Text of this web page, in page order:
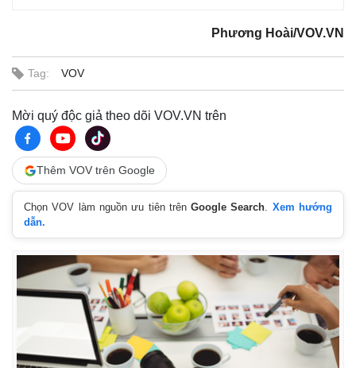
Thế giới
Cuộc sống đó đây
Hồ sơ
Multimedia
Video
Ảnh
E-Magazine
Infographic
Phương Hoài/VOV.VN
Tag: VOV
Mời quý độc giả theo dõi VOV.VN trên
Thêm VOV trên Google
Chọn VOV làm nguồn ưu tiên trênGoogle Search. Xem hướng
dẫn.